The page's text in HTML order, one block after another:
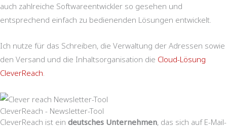
auch zahlreiche Softwareentwickler so gesehen und
entsprechend einfach zu bedienenden Lösungen entwickelt.
Ich nutze für das Schreiben, die Verwaltung der Adressen sowie
den Versand und die Inhaltsorganisation die Cloud-Lösung
CleverReach
CleverReach - Newsletter-Tool
CleverReach ist ein deutsches Unternehmen, das sich auf E-Mail-